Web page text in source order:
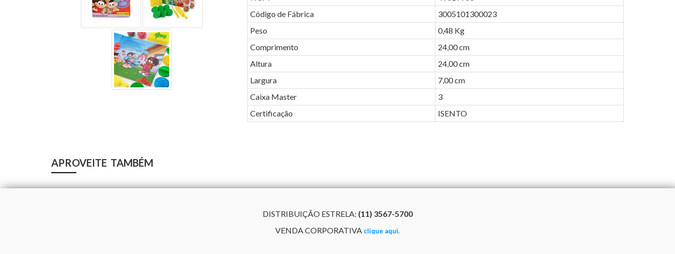
Código de Fábrica
3005101300023
Peso
0,48 Kg
Comprimento
24,00 cm
Altura
24,00 cm
Largura
7,00 cm
Caixa Master
3
Certificação
ISENTO
APROVEITE TAMBÉM
DISTRIBUIÇÃO ESTRELA: (11) 3567-5700
VENDA CORPORATIVA clique aqui.